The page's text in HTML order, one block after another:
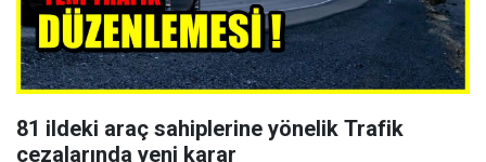
81 ildeki araç sahiplerine yönelik Trafik
cezalarında yeni karar